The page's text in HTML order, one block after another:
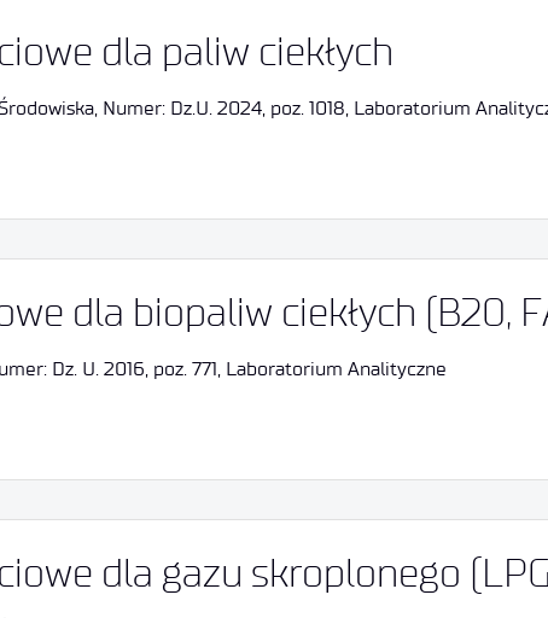
dla paliw ciekłych
Numer: Dz.U. 2024, poz. 1018, Laboratorium
dla biopaliw ciekłych (B20,
Dz. U. 2016, poz. 771, Laboratorium Analityczne
dla gazu skroplonego